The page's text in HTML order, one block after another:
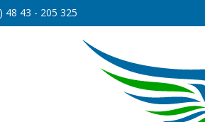
48 43 - 205 325